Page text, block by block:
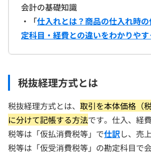
会計の基礎知識
・「仕入れとは？商品の仕入れ時
定科目・経費との違いをわかりや
税抜経理方式とは
税抜経理方式とは、 取引を本体価格（
に分けて記帳する方法です。仕入、経
税等は「仮払消費税等」で仕訳し、売
税等は「仮受消費税等」の勘定科目で